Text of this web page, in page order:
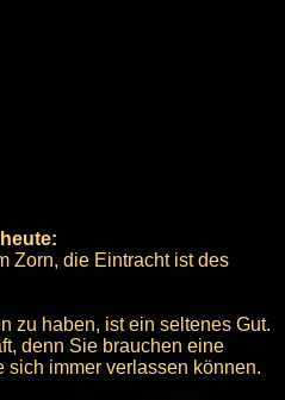
Zorn, die Eintracht ist des
zu haben, ist ein seltenes Gut.
denn Sie brauchen eine
sich immer verlassen können.